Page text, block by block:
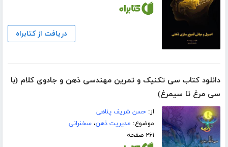
دریافت از کتابراه
دانلود کتاب سی تکنیک و تمرین مهندسی ذهن و جادوی کلام (با
سی مرغ تا سیمرغ)
از:حسن شریف پناهی
موضوع: مدیریت ذهن،سخنرانی
۲۶۱ صفحه